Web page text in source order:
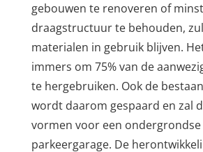
gebouwen te renoveren of
draagstructuur te behouden,
materialen in gebruik blijven.
immers om 75% van de
te hergebruiken. Ook de
wordt daarom gespaard en zal
vormen voor een ondergrondse
parkeergarage. De